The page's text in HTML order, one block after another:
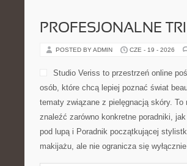
PROFESJONALNE
POSTED BY ADMIN CZE - 19 - 2026
Studio Veriss to przestrzeń online
osób, które chcą lepiej poznać świat
tematy związane z pielęgnacją skóry.
znaleźć zarówno konkretne poradniki,
pod lupą i Poradnik początkującej
makijażu, ale nie ogranicza się